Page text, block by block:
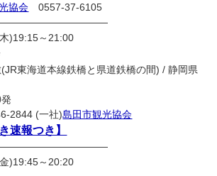
協会 0557-37-6105
)19:15～21:00
東海道本線鉄橋と県道鉄橋の間) / 静岡県
発
2844 (一社)島田市観光協会
速報つき】
)19:45～20:20